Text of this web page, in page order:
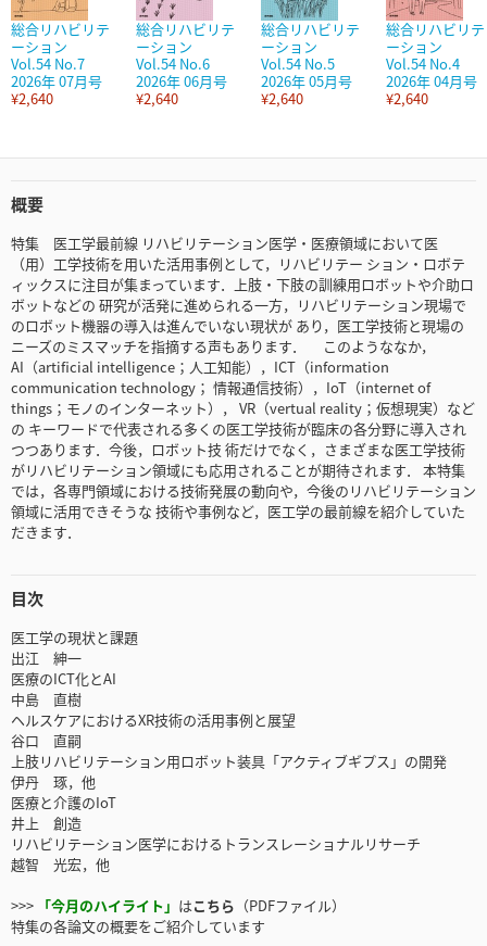
総合リハビリテ
ーション
Vol.54 No.7
2026年 07月号
¥2,640
総合リハビリテ
ーション
Vol.54 No.6
2026年 06月号
¥2,640
総合リハビリテ
ーション
Vol.54 No.5
2026年 05月号
¥2,640
総合リハビリテ
ーション
Vol.54 No.4
2026年 04月号
¥2,640
概要
特集 医工学最前線 リハビリテーション医学・医療領域において医
（用）工学技術を用いた活用事例として，リハビリテー ション・ロボテ
ィックスに注目が集まっています．上肢・下肢の訓練用ロボットや介助ロ
ボットなどの 研究が活発に進められる一方，リハビリテーション現場で
のロボット機器の導入は進んでいない現状が あり，医工学技術と現場の
ニーズのミスマッチを指摘する声もあります． このようななか，
AI（artificial intelligence；人工知能），ICT（information
communication technology； 情報通信技術），IoT（internet of
things；モノのインターネット）， VR（vertual reality；仮想現実）など
の キーワードで代表される多くの医工学技術が臨床の各分野に導入され
つつあります．今後，ロボット技 術だけでなく，さまざまな医工学技術
がリハビリテーション領域にも応用されることが期待されます． 本特集
では，各専門領域における技術発展の動向や，今後のリハビリテーション
領域に活用できそうな 技術や事例など，医工学の最前線を紹介していた
だきます．
目次
医工学の現状と課題
出江 紳一
医療のICT化とAI
中島 直樹
ヘルスケアにおけるXR技術の活用事例と展望
谷口 直嗣
上肢リハビリテーション用ロボット装具「アクティブギプス」の開発
伊丹 琢，他
医療と介護のIoT
井上 創造
リハビリテーション医学におけるトランスレーショナルリサーチ
越智 光宏，他
>>> 「今月のハイライト」 はこちら （PDFファイル）
特集の各論文の概要をご紹介しています